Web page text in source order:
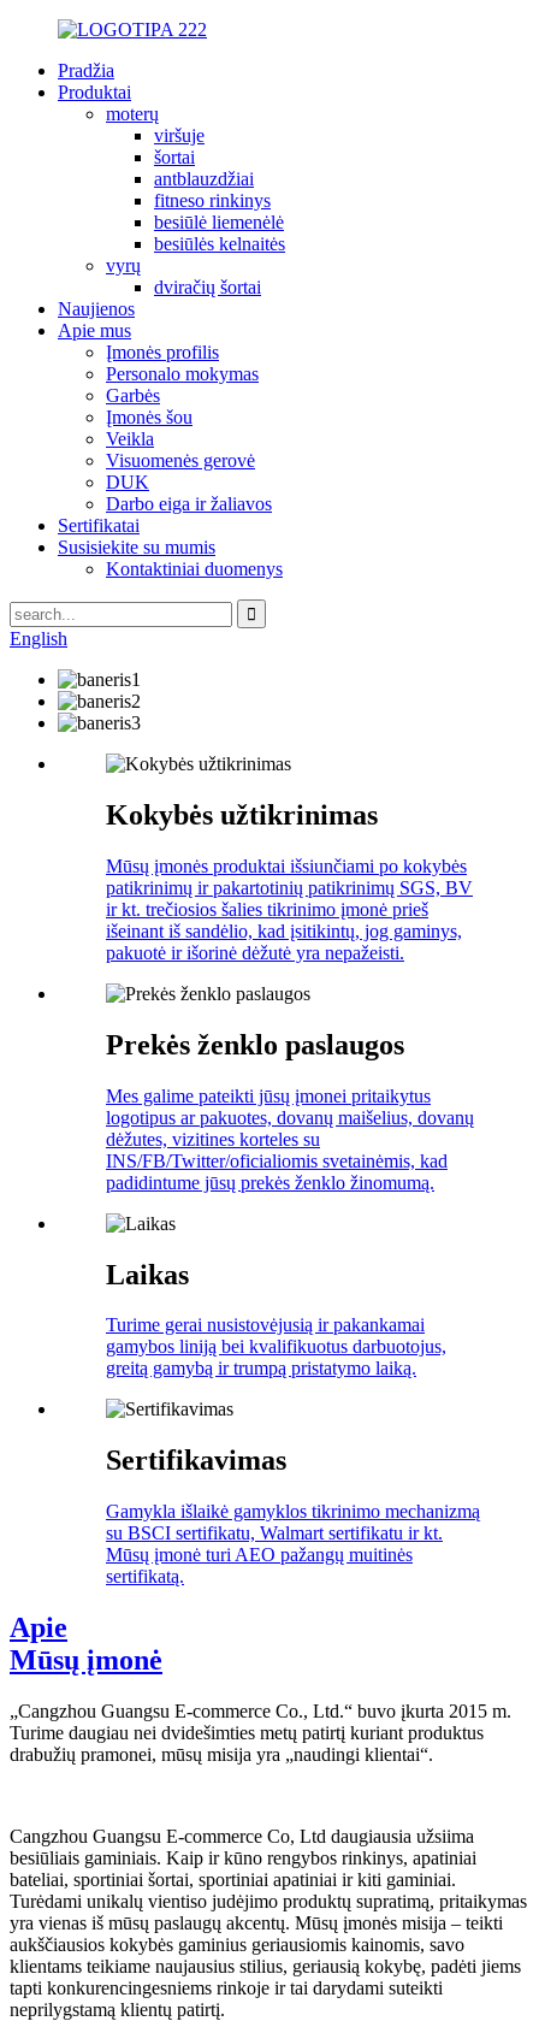
Pradžia
Produktai
moterų
viršuje
šortai
antblauzdžiai
fitneso rinkinys
besiūlė liemenėlė
besiūlės kelnaitės
vyrų
dviračių šortai
Naujienos
Apie mus
Įmonės profilis
Personalo mokymas
Garbės
Įmonės šou
Veikla
Visuomenės gerovė
DUK
Darbo eiga ir žaliavos
Sertifikatai
Susisiekite su mumis
Kontaktiniai duomenys
English
Kokybės užtikrinimas
Mūsų įmonės produktai išsiunčiami po kokybės
patikrinimų ir pakartotinių patikrinimų SGS, BV
ir kt. trečiosios šalies tikrinimo įmonė prieš
išeinant iš sandėlio, kad įsitikintų, jog gaminys,
pakuotė ir išorinė dėžutė yra nepažeisti.
Prekės ženklo paslaugos
Mes galime pateikti jūsų įmonei pritaikytus
logotipus ar pakuotes, dovanų maišelius, dovanų
dėžutes, vizitines korteles su
INS/FB/Twitter/oficialiomis svetainėmis, kad
padidintume jūsų prekės ženklo žinomumą.
Laikas
Turime gerai nusistovėjusią ir pakankamai
gamybos liniją bei kvalifikuotus darbuotojus,
greitą gamybą ir trumpą pristatymo laiką.
Sertifikavimas
Gamykla išlaikė gamyklos tikrinimo mechanizmą
su BSCI sertifikatu, Walmart sertifikatu ir kt.
Mūsų įmonė turi AEO pažangų muitinės
sertifikatą.
Apie
Mūsų įmonė
„Cangzhou Guangsu E-commerce Co., Ltd.“ buvo įkurta 2015 m.
Turime daugiau nei dvidešimties metų patirtį kuriant produktus
drabužių pramonei, mūsų misija yra „naudingi klientai“.
Cangzhou Guangsu E-commerce Co, Ltd daugiausia užsiima
besiūliais gaminiais. Kaip ir kūno rengybos rinkinys, apatiniai
bateliai, sportiniai šortai, sportiniai apatiniai ir kiti gaminiai.
Turėdami unikalų vientiso judėjimo produktų supratimą, pritaikymas
yra vienas iš mūsų paslaugų akcentų. Mūsų įmonės misija – teikti
aukščiausios kokybės gaminius geriausiomis kainomis, savo
klientams teikiame naujausius stilius, geriausią kokybę, padėti jiems
tapti konkurencingesniems rinkoje ir tai darydami suteikti
neprilygstamą klientų patirtį.